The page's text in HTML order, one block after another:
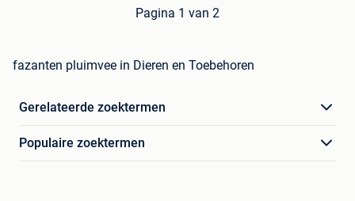
Pagina 1 van 2
fazanten pluimvee in Dieren en Toebehoren
Gerelateerde zoektermen
Populaire zoektermen